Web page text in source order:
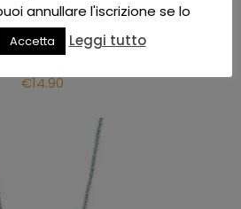
Collana donna
donna gioielli Luca Barra
CODICE: CK1516
€14.90
annullare l'iscrizione se lo
Accetta Leggi tutto